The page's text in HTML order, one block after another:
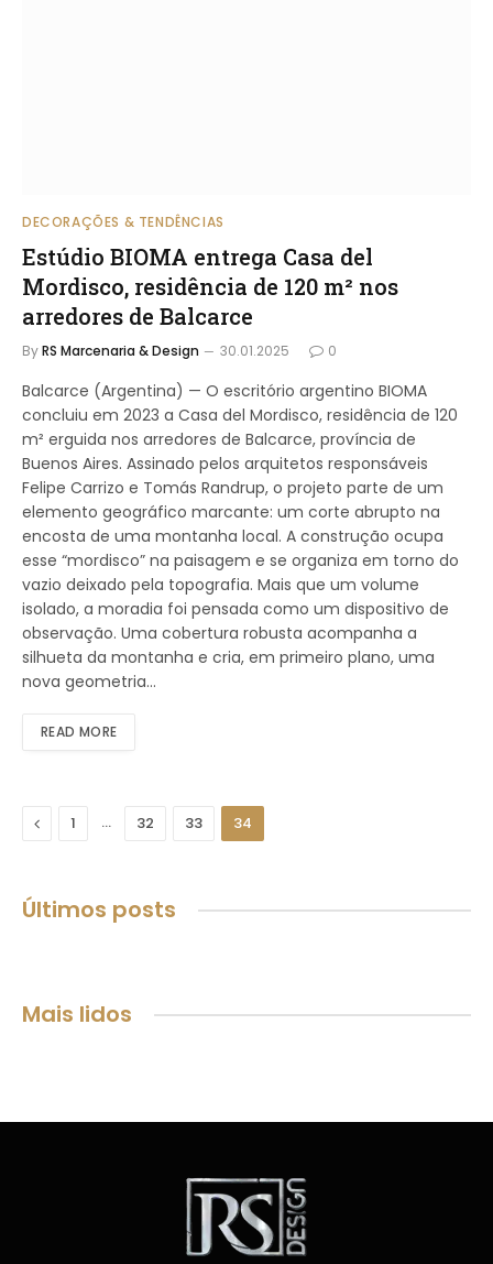
DECORAÇÕES & TENDÊNCIAS
Estúdio BIOMA entrega Casa del
Mordisco, residência de 120 m² nos
arredores de Balcarce
ByRS Marcenaria & Design 30.01.2025 0
Balcarce (Argentina) — O escritório argentino BIOMA
concluiu em 2023 a Casa del Mordisco, residência de 120
m² erguida nos arredores de Balcarce, província de
Buenos Aires. Assinado pelos arquitetos responsáveis
Felipe Carrizo e Tomás Randrup, o projeto parte de um
elemento geográfico marcante: um corte abrupto na
encosta de uma montanha local. A construção ocupa
esse “mordisco” na paisagem e se organiza em torno do
vazio deixado pela topografia. Mais que um volume
isolado, a moradia foi pensada como um dispositivo de
observação. Uma cobertura robusta acompanha a
silhueta da montanha e cria, em primeiro plano, uma
nova geometria…
READ MORE
Previous
1 … 32 33 34
Últimos posts
Mais lidos